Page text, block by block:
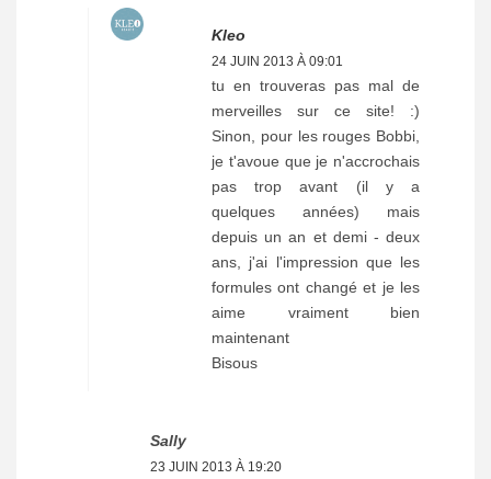
Kleo
24 JUIN 2013 À 09:01
tu en trouveras pas mal de
merveilles sur ce site! :)
Sinon, pour les rouges Bobbi,
je t'avoue que je n'accrochais
pas trop avant (il y a
quelques années) mais
depuis un an et demi - deux
ans, j'ai l'impression que les
formules ont changé et je les
aime vraiment bien
maintenant
Bisous
Sally
23 JUIN 2013 À 19:20